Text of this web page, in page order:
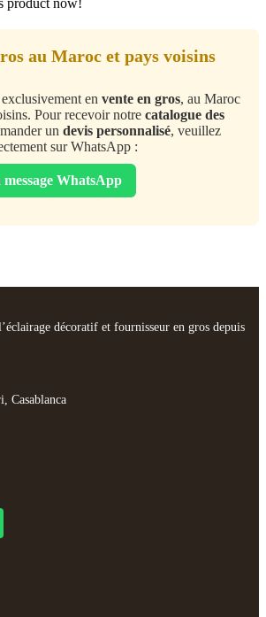
au Maroc et pays voisins
en vente en gros, au Maroc
Pour recevoir notre catalogue des
un devis personnalisé, veuillez
sur WhatsApp :
WhatsApp
décoratif et fournisseur en gros depuis
Casablanca